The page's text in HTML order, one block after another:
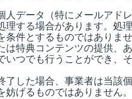
人データ（特にメールアド
理する場合があります。処
条件とするものではありま
は特典コンテンツの提供、
つでも行うことができ、
了した場合、事業者は当該
げるものではありません。